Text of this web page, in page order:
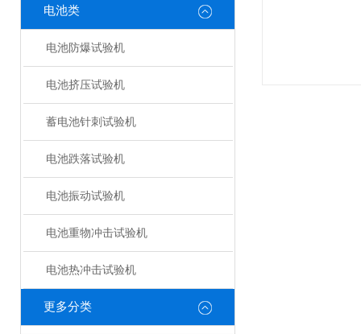
电池类
电池防爆试验机
电池挤压试验机
蓄电池针刺试验机
电池跌落试验机
电池振动试验机
电池重物冲击试验机
电池热冲击试验机
更多分类